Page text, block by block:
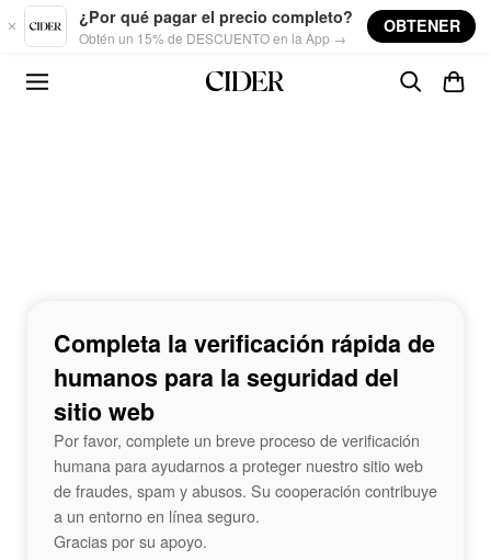
Skip to main content
¿Por qué pagar el precio completo?
Obtén un 15% de DESCUENTO en la App →
OBTENER
Completa la verificación rápida de
humanos para la seguridad del
sitio web
Por favor, complete un breve proceso de verificación
humana para ayudarnos a proteger nuestro sitio web
de fraudes, spam y abusos. Su cooperación contribuye
a un entorno en línea seguro.
Gracias por su apoyo.